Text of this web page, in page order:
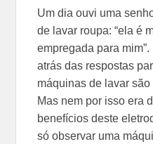
Um dia ouvi uma
de lavar roupa: “ela é
empregada para
atrás das respostas
máquinas de lavar
Mas nem por isso era
benefícios deste
só observar uma